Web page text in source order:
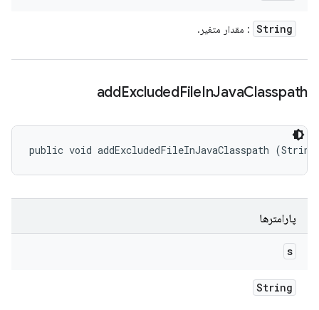
String : مقدار متغیر.
addExcludedFileInJavaClasspath
public void addExcludedFileInJavaClasspath
پارامترها
s
String